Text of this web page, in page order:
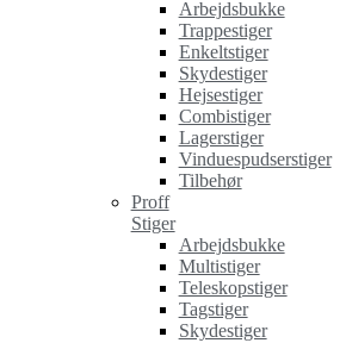
Arbejdsbukke
Trappestiger
Enkeltstiger
Skydestiger
Hejsestiger
Combistiger
Lagerstiger
Vinduespudserstiger
Tilbehør
Proff
Stiger
Arbejdsbukke
Multistiger
Teleskopstiger
Tagstiger
Skydestiger